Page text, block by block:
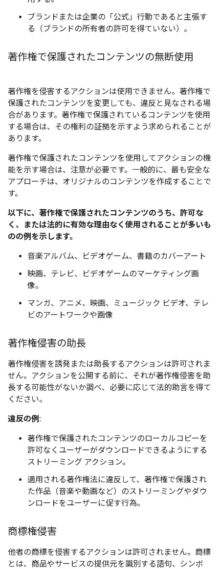
ブランドまたは企業の「公式」行動であると主張す
る（ブランドの所有者の許可を得ていない）。
著作権で保護されたコンテンツの無断使用
著作権を侵害するアクションは使用できません。著作権で
保護されたコンテンツを変更しても、違反と見なされる場
合があります。著作権で保護されているコンテンツを使用
する場合は、その権利の証拠を示すよう求められることが
あります。
著作権で保護されたコンテンツを使用してアクションの機
能を示す場合は、注意が必要です。一般的に、最も安全な
アプローチは、オリジナルのコンテンツを作成することで
す。
以下に、著作権で保護されたコンテンツのうち、許可な
く、または法的に有効な理由なく使用されることが多いも
のの例を示します。
音楽アルバム、ビデオゲーム、書籍のカバーアート
映画、テレビ、ビデオゲームのマーケティング画
像。
マンガ、アニメ、映画、ミュージック ビデオ、テレ
ビのアートワークや画像
著作権侵害の助長
著作権侵害を誘発または助長するアクションは許可されま
せん。アクションを公開する前に、それが著作権侵害を助
長する可能性がないか調べ、必要に応じて法的助言を得て
ください。
違反の例:
著作権で保護されたコンテンツのローカルコピーを
許可なくユーザーがダウンロードできるようにする
ストリーミング アクション。
適用される著作権法に違反して、著作権で保護され
た作品（音楽や動画など）のストリーミングやダウ
ンロードをユーザーに促す行為。
商標権侵害
他者の商標を侵害するアクションは許可されません。商標
とは、商品やサービスの提供元を識別する語句、シンボ